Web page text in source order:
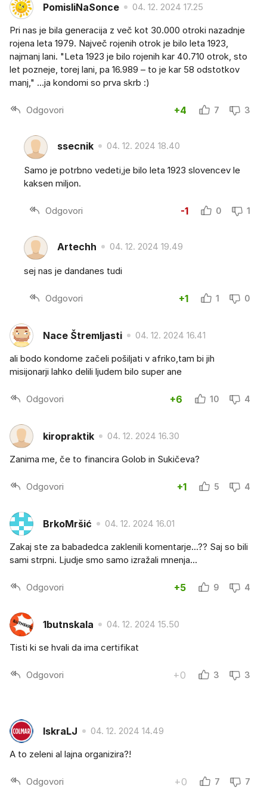
PomisliNaSonce 04. 12. 2024 17.25
Pri nas je bila generacija z več kot 30.000 otroki nazadnje
rojena leta 1979. Največ rojenih otrok je bilo leta 1923,
najmanj lani. "Leta 1923 je bilo rojenih kar 40.710 otrok, sto
let pozneje, torej lani, pa 16.989 – to je kar 58 odstotkov
manj," ...ja kondomi so prva skrb :)
Odgovori +4 7 3
ssecnik 04. 12. 2024 18.40
Samo je potrbno vedeti,je bilo leta 1923 slovencev le
kaksen miljon.
Odgovori -1 0 1
Artechh 04. 12. 2024 19.49
sej nas je dandanes tudi
Odgovori +1 1 0
Nace Štremljasti 04. 12. 2024 16.41
ali bodo kondome začeli pošiljati v afriko,tam bi jih
misijonarji lahko delili ljudem bilo super ane
Odgovori +6 10 4
kiropraktik 04. 12. 2024 16.30
Zanima me, če to financira Golob in Sukičeva?
Odgovori +1 5 4
BrkoMršić 04. 12. 2024 16.01
Zakaj ste za babadedca zaklenili komentarje...?? Saj so bili
sami strpni. Ljudje smo samo izražali mnenja...
Odgovori +5 9 4
1butnskala 04. 12. 2024 15.50
Tisti ki se hvali da ima certifikat
Odgovori +0 3 3
IskraLJ 04. 12. 2024 14.49
A to zeleni al lajna organizira?!
Odgovori +0 7 7